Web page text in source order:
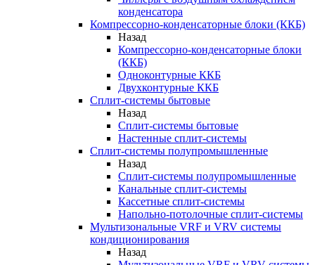
конденсатора
Компрессорно-конденсаторные блоки (ККБ)
Назад
Компрессорно-конденсаторные блоки
(ККБ)
Одноконтурные ККБ
Двухконтурные ККБ
Сплит-системы бытовые
Назад
Сплит-системы бытовые
Настенные сплит-системы
Сплит-системы полупромышленные
Назад
Сплит-системы полупромышленные
Канальные сплит-системы
Кассетные сплит-системы
Напольно-потолочные сплит-системы
Мультизональные VRF и VRV системы
кондиционирования
Назад